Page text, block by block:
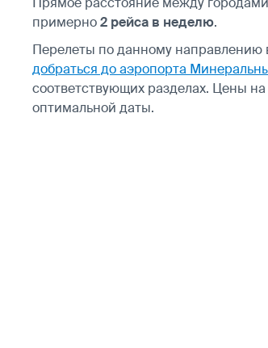
примерно2 рейса в неделю.
Перелеты по данному направлению
добраться до аэропорта
соответствующих разделах. Цены
оптимальной даты.